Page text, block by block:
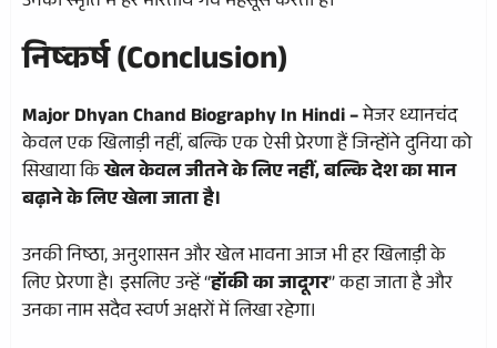
निष्कर्ष (Conclusion)
Major Dhyan Chand Biography In Hindi –मेजर ध्यानचंद
केवल एक खिलाड़ी नहीं, बल्कि एक ऐसी प्रेरणा हैं जिन्होंने दुनिया को
सिखाया किखेल केवल जीतने के लिए नहीं, बल्कि देश का मान
बढ़ाने के लिए खेला जाता है।
उनकी निष्ठा, अनुशासन और खेल भावना आज भी हर खिलाड़ी के
लिए प्रेरणा है। इसलिए उन्हें “हॉकी का जादूगर” कहा जाता है और
उनका नाम सदैव स्वर्ण अक्षरों में लिखा रहेगा।